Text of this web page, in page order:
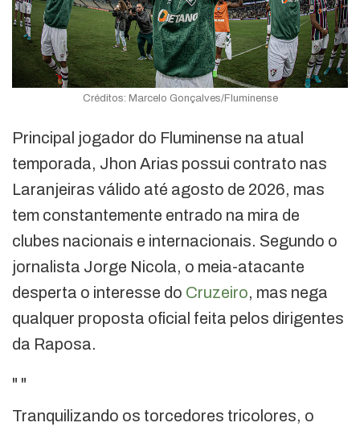
Créditos: Marcelo Gonçalves/Fluminense
Principal jogador do Fluminense na atual
temporada, Jhon Arias possui contrato nas
Laranjeiras válido até agosto de 2026, mas
tem constantemente entrado na mira de
clubes nacionais e internacionais. Segundo o
jornalista Jorge Nicola, o meia-atacante
desperta o interesse do Cruzeiro, mas nega
qualquer proposta oficial feita pelos dirigentes
da Raposa.
" "
Tranquilizando os torcedores tricolores, o